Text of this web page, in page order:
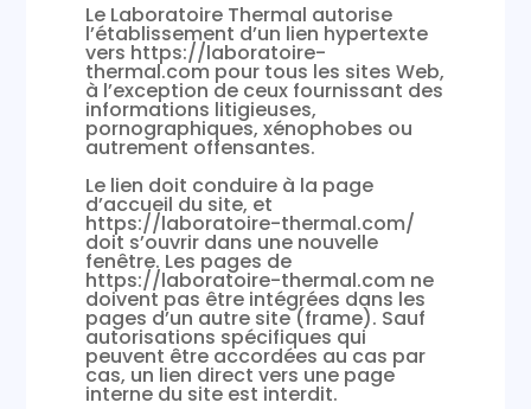
Le Laboratoire Thermal autorise
l’établissement d’un lien hypertexte
vers https://laboratoire-
thermal.com pour tous les sites Web,
à l’exception de ceux fournissant des
informations litigieuses,
pornographiques, xénophobes ou
autrement offensantes.
Le lien doit conduire à la page
d’accueil du site, et
https://laboratoire-thermal.com/
doit s’ouvrir dans une nouvelle
fenêtre. Les pages de
https://laboratoire-thermal.com ne
doivent pas être intégrées dans les
pages d’un autre site (frame). Sauf
autorisations spécifiques qui
peuvent être accordées au cas par
cas, un lien direct vers une page
interne du site est interdit.